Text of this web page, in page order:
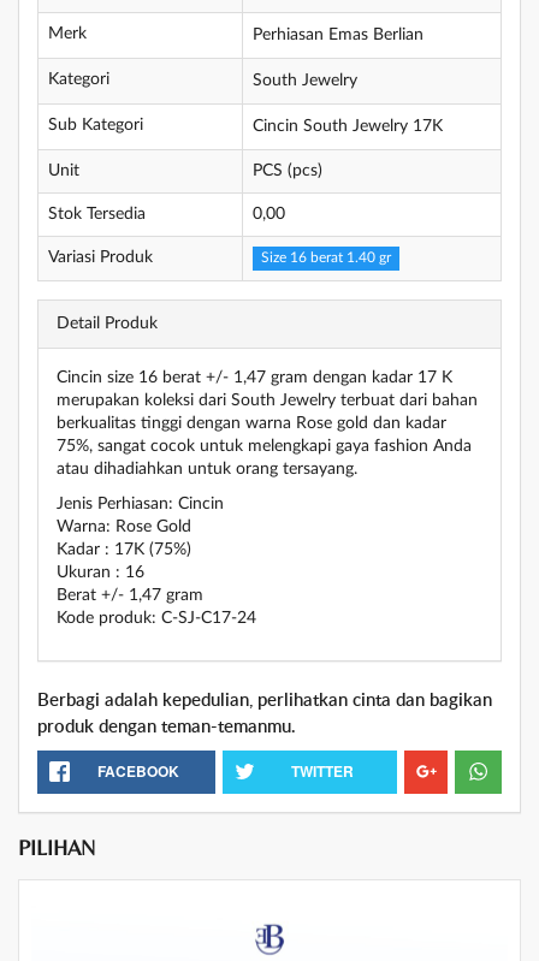
Merk Perhiasan Emas Berlian
Kategori South Jewelry
Sub Kategori Cincin South Jewelry 17K
Unit PCS (pcs)
Stok Tersedia 0,00
Variasi Produk Size 16 berat 1.40 gr
Detail Produk
Cincin size 16 berat +/- 1,47 gram dengan kadar 17 K
merupakan koleksi dari South Jewelry terbuat dari bahan
berkualitas tinggi dengan warna Rose gold dan kadar
75%, sangat cocok untuk melengkapi gaya fashion Anda
atau dihadiahkan untuk orang tersayang.
Jenis Perhiasan: Cincin
Warna: Rose Gold
Kadar : 17K (75%)
Ukuran : 16
Berat +/- 1,47 gram
Kode produk: C-SJ-C17-24
Berbagi adalah kepedulian, perlihatkan cinta dan bagikan
produk dengan teman-temanmu.
FACEBOOK TWITTER
PILIHAN